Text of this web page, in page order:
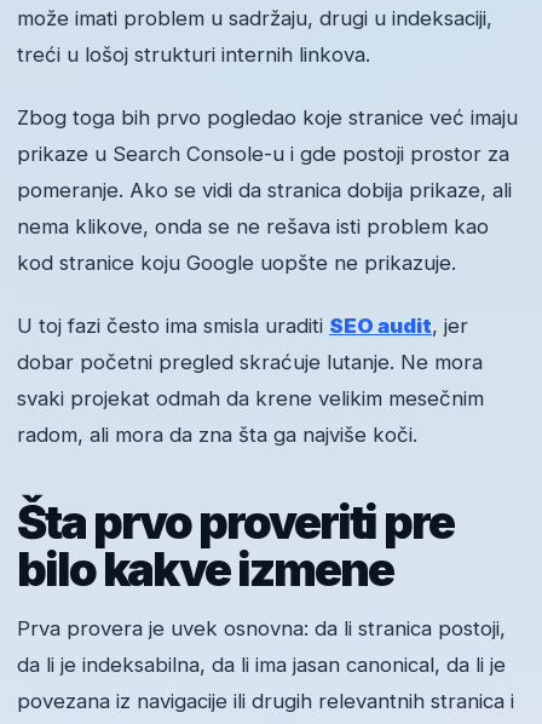
može imati problem u sadržaju, drugi u indeksaciji,
treći u lošoj strukturi internih linkova.
Zbog toga bih prvo pogledao koje stranice već imaju
prikaze u Search Console-u i gde postoji prostor za
pomeranje. Ako se vidi da stranica dobija prikaze, ali
nema klikove, onda se ne rešava isti problem kao
kod stranice koju Google uopšte ne prikazuje.
U toj fazi često ima smisla uraditi SEO audit, jer
dobar početni pregled skraćuje lutanje. Ne mora
svaki projekat odmah da krene velikim mesečnim
radom, ali mora da zna šta ga najviše koči.
Šta prvo proveriti pre
bilo kakve izmene
Prva provera je uvek osnovna: da li stranica postoji,
da li je indeksabilna, da li ima jasan canonical, da li je
povezana iz navigacije ili drugih relevantnih stranica i